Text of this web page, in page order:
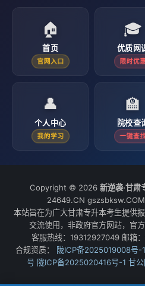
🏠
首页
官网入口
🎓
优质网
限时优
👤
个人中心
我的学习
🏫
院校查
一键查
Copyright © 2026 新逆袭·甘肃
24649.CN
本站旨在为广大甘肃专升本考生提供
交流使用，非政府官方网站，官
客服热线：19312927049 邮箱
合规资质：
陇ICP备2025019008号-1
号 陇ICP备2025020416号-1 甘